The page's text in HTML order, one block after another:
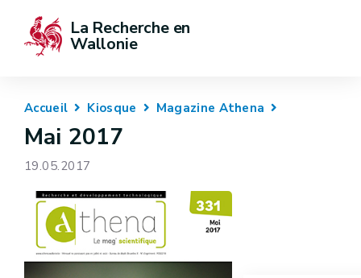
La Recherche en
Wallonie
Accueil Kiosque Magazine Athena
Mai 2017
19.05.2017